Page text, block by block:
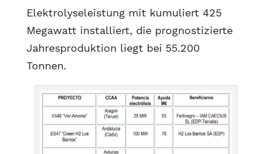
Elektrolyseleistung mit kumuliert 425
Megawatt installiert, die prognostizierte
Jahresproduktion liegt bei 55.200
Tonnen.